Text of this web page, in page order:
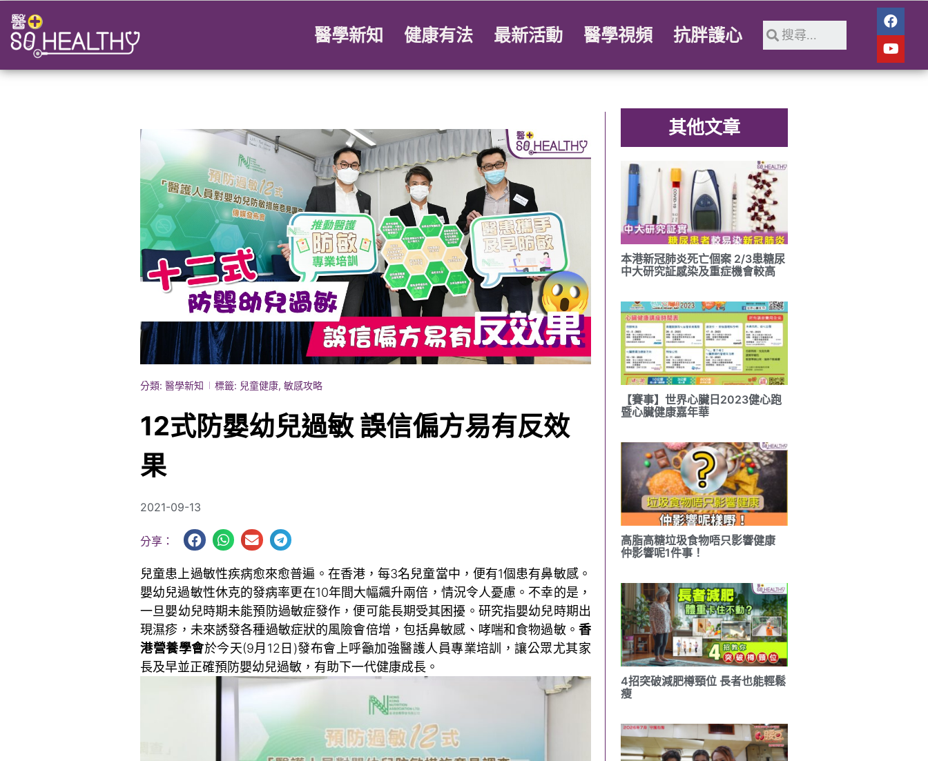
醫學新知 健康有法 最新活動 醫學視頻 抗胖護心
分類: 醫學新知 標籤: 兒童健康,敏感攻略
12式防嬰幼兒過敏 誤信偏方易有反效
果
2021-09-13
分享：
兒童患上過敏性疾病愈來愈普遍。在香港，每3名兒童當中，便有1個患有鼻敏感。
嬰幼兒過敏性休克的發病率更在10年間大幅飆升兩倍，情況令人憂慮。不幸的是，
一旦嬰幼兒時期未能預防過敏症發作，便可能長期受其困擾。研究指嬰幼兒時期出
現濕疹，未來誘發各種過敏症狀的風險會倍增，包括鼻敏感、哮喘和食物過敏。 香
港營養學會於今天(9月12日)發布會上呼籲加強醫護人員專業培訓，讓公眾尤其家
長及早並正確預防嬰幼兒過敏，有助下一代健康成長。
其他文章
本港新冠肺炎死亡個案 2/3患糖尿
中大研究証感染及重症機會較高
【賽事】世界心臟日2023健心跑
暨心臟健康嘉年華
高脂高糖垃圾食物唔只影響健康
仲影響呢1件事！
4招突破減肥樽頸位 長者也能輕鬆
瘦